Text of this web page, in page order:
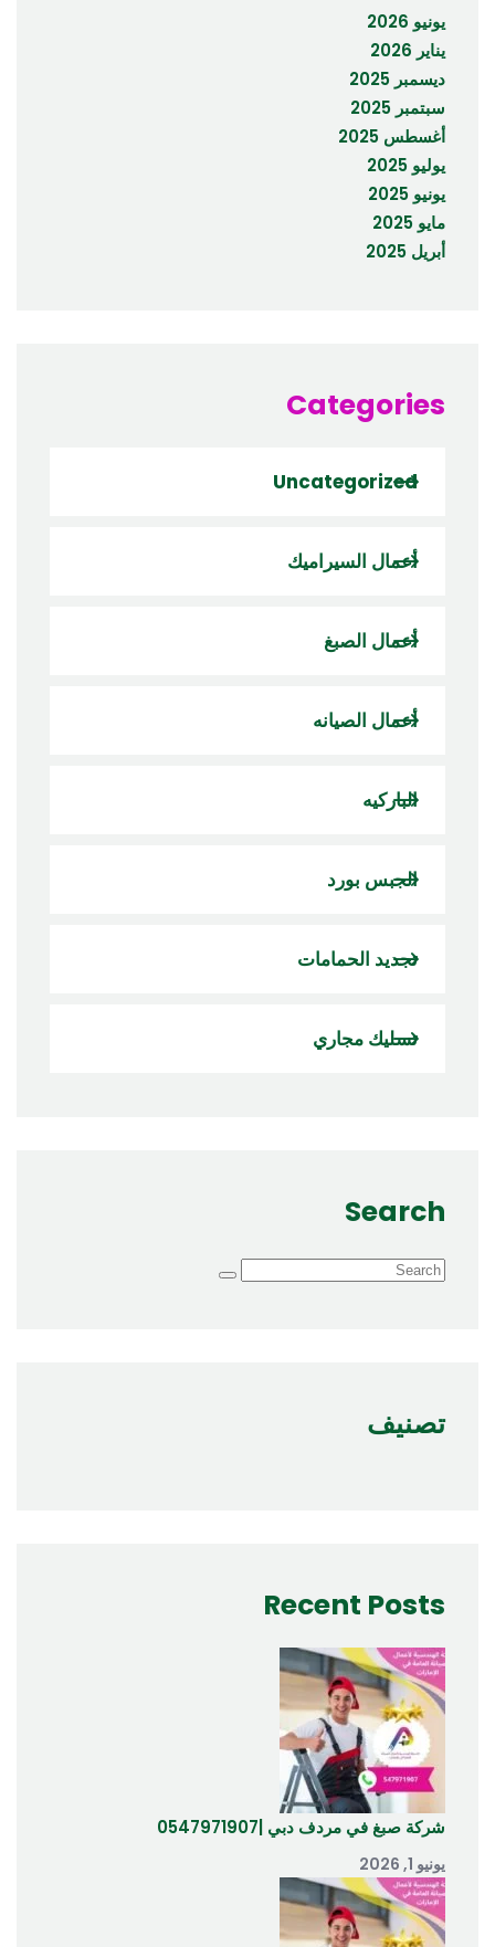
يونيو 2026
يناير 2026
ديسمبر 2025
سبتمبر 2025
أغسطس 2025
يوليو 2025
يونيو 2025
مايو 2025
أبريل 2025
Categories
Uncategorized
أعمال السيراميك
أعمال الصبغ
أعمال الصيانه
الباركيه
الجبس بورد
تجديد الحمامات
تسليك مجاري
Search
تصنيف
Recent Posts
شركة صبغ في مردف دبي |0547971907
يونيو 1, 2026